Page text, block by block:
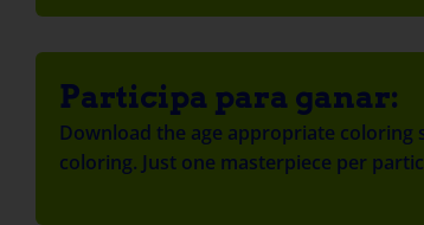
Participa para ganar:
Download the age appropriate coloring
coloring. Just one masterpiece per